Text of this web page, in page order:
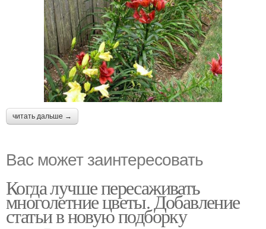
читать дальше →
Вас может заинтересовать
Когда лучше пересаживать
многолетние цветы. Добавление
статьи в новую подборку